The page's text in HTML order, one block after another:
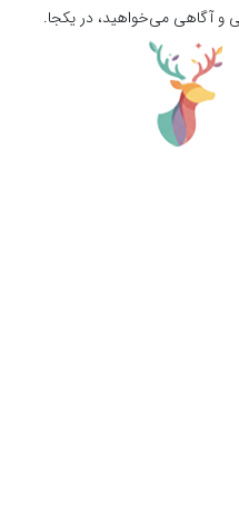
و آگاهی می‌خواهید، در یکجا.